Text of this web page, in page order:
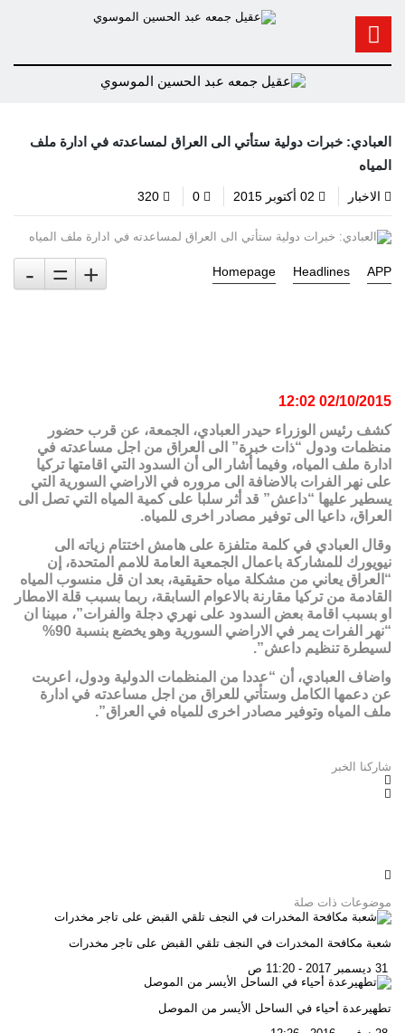
العبادي: خبرات دولية ستأتي الى العراق لمساعدته في ادارة ملف
المياه
الاخبار
APP
Headlines
Homepage
+
=
-
02/10/2015 12:02
كشف رئيس الوزراء حيدر العبادي، الجمعة، عن قرب حضور
منظمات ودول “ذات خبرة” الى العراق من اجل مساعدته في
ادارة ملف المياه، وفيما أشار الى أن السدود التي اقامتها تركيا
على نهر الفرات بالاضافة الى مروره في الاراضي السورية التي
يسطير عليها “داعش” قد أثر سلبا على كمية المياه التي تصل الى
العراق، داعيا الى توفير مصادر اخرى للمياه.
وقال العبادي في كلمة متلفزة على هامش اختتام زياته الى
نيويورك للمشاركة باعمال الجمعية العامة للامم المتحدة، إن
“العراق يعاني من مشكلة مياه حقيقية، بعد ان قل منسوب المياه
القادمة من تركيا مقارنة بالاعوام السابقة، ربما بسبب قلة الامطار
او بسبب اقامة بعض السدود على نهري دجلة والفرات”، مبينا ان
“نهر الفرات يمر في الاراضي السورية وهو يخضع بنسبة 90%
لسيطرة تنظيم داعش”.
واضاف العبادي، أن “عددا من المنظمات الدولية ودول، اعربت
عن دعمها الكامل وستأتي للعراق من اجل مساعدته في ادارة
ملف المياه وتوفير مصادر اخرى للمياه في العراق”.
شاركنا الخبر
موضوعات ذات صلة
شعبة مكافحة المخدرات في النجف تلقي القبض على تاجر مخدرات
تطهيرعدة أحياء في الساحل الأيسر من الموصل